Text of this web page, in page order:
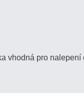
vhodná pro